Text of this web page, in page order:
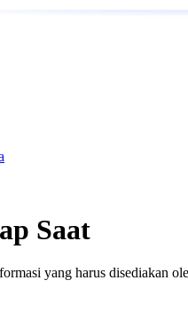
Saat
yang harus disediakan